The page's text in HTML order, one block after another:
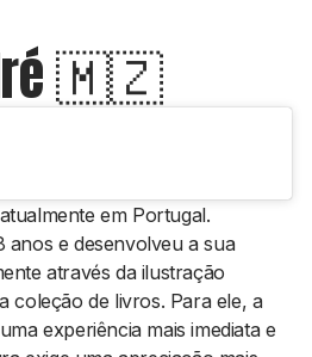
🇲🇿
em Portugal.
anos e desenvolveu a sua
através da ilustração
coleção de livros. Para ele, a
experiência mais imediata e